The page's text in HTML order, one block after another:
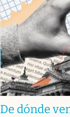
De dónde